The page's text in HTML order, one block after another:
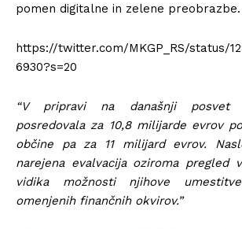
pomen digitalne in zelene preobrazbe.
https://twitter.com/MKGP_RS/status/
6930?s=20
“V pripravi na današnji posvet
posredovala za 10,8 milijarde evrov
občine pa za 11 milijard evrov.
narejena evalvacija oziroma pregled
vidika možnosti njihove
omenjenih finančnih okvirov.”